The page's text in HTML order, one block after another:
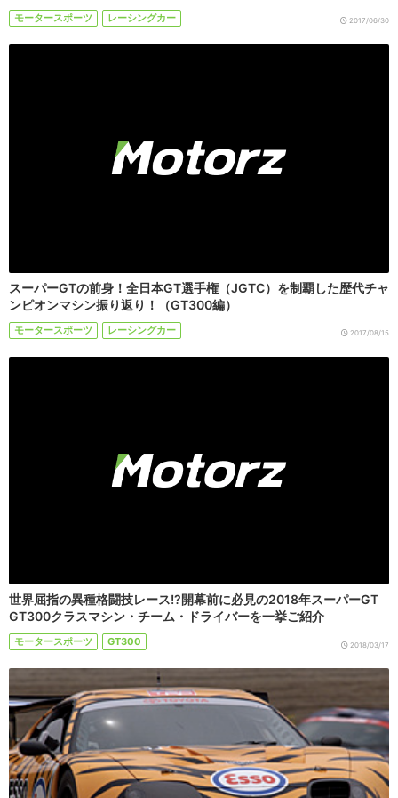
モータースポーツ レーシングカー 2017/06/30
スーパーGTの前身！全日本GT選手権（JGTC）を制覇した歴代チャ
ンピオンマシン振り返り！（GT300編）
モータースポーツ レーシングカー 2017/08/15
世界屈指の異種格闘技レース!?開幕前に必見の2018年スーパーGT
GT300クラスマシン・チーム・ドライバーを一挙ご紹介
モータースポーツ GT300 2018/03/17